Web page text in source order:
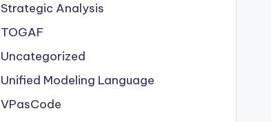
Strategic Analysis
TOGAF
Uncategorized
Unified Modeling Language
VPasCode